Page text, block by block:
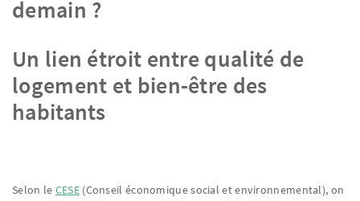
demain ?
Un lien étroit entre qualité de
logement et bien-être des
habitants
Selon le CESE(Conseil économique social et environnemental), on